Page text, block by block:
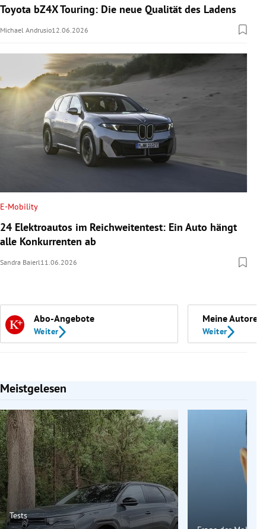
Toyota bZ4X Touring: Die neue Qualität des Ladens
Michael Andrusio12.06.2026
E-Mobility
24 Elektroautos im Reichweitentest: Ein Auto hängt
alle Konkurrenten ab
Sandra Baierl11.06.2026
Abo-Angebote
Weiter
Meine Autoren
Weiter
Meistgelesen
Slide 1 von 7
Tests